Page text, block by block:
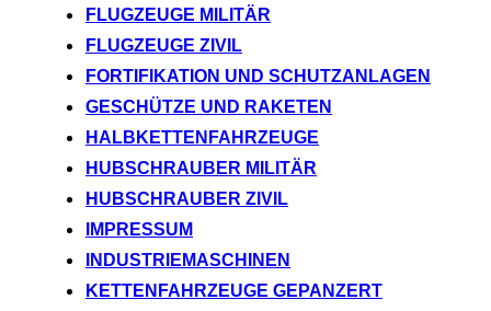
FLUGZEUGE MILITÄR
FLUGZEUGE ZIVIL
FORTIFIKATION UND SCHUTZANLAGEN
GESCHÜTZE UND RAKETEN
HALBKETTENFAHRZEUGE
HUBSCHRAUBER MILITÄR
HUBSCHRAUBER ZIVIL
IMPRESSUM
INDUSTRIEMASCHINEN
KETTENFAHRZEUGE GEPANZERT